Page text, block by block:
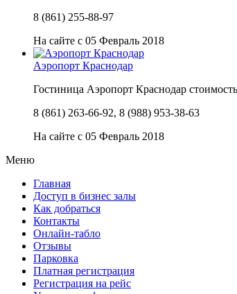
8 (861) 255-88-97
На сайте с 05 Февраль 2018
Аэропорт Краснодар
Гостиница Аэропорт Краснодар
8 (861) 263-66-92, 8 (988) 953-38-63
На сайте с 05 Февраль 2018
Меню
Главная
Доступ в бизнес залы
Как добраться
Контакты
Онлайн-табло
Отзывы
Парковка
Платная регистрация
Регистрация на рейс